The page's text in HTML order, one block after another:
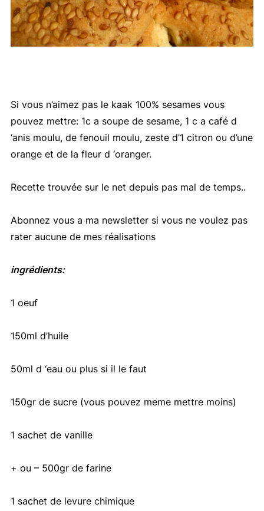
Si vous n’aimez pas le kaak 100% sesames vous
pouvez mettre: 1c a soupe de sesame, 1 c a café d
‘anis moulu, de fenouil moulu, zeste d’1 citron ou d’une
orange et de la fleur d ‘oranger.
Recette trouvée sur le net depuis pas mal de temps..
Abonnez vous a ma newsletter si vous ne voulez pas
rater aucune de mes réalisations
ingrédients:
1 oeuf
150ml d’huile
50ml d ‘eau ou plus si il le faut
150gr de sucre (vous pouvez meme mettre moins)
1 sachet de vanille
+ ou – 500gr de farine
1 sachet de levure chimique